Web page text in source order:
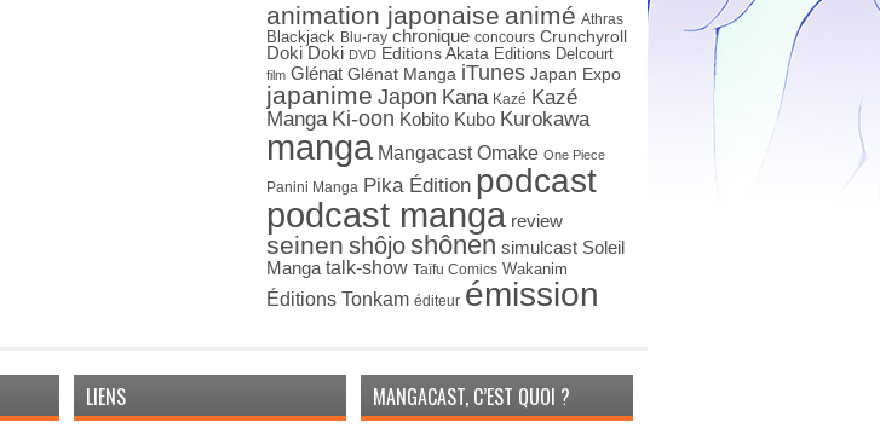
animation japonaise animé Athras
Blackjack Blu-ray chronique concours Crunchyroll
Doki Doki DVD Editions Akata Editions Delcourt
film Glénat Glénat Manga iTunes Japan Expo
japanime Japon Kana Kazé Kazé
Manga Ki-oon Kobito Kubo Kurokawa
manga Mangacast Omake One Piece
Panini Manga Pika Édition podcast
podcast manga review
seinen shôjoshônen simulcast Soleil
Manga talk-show Taïfu Comics Wakanim
Éditions Tonkam éditeur émission
LIENS MANGACAST, C’EST QUOI ?